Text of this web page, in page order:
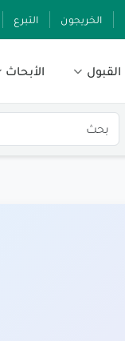
الخريجون التبرع
القبول الأبحاث